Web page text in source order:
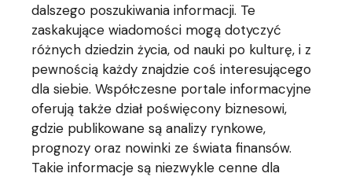
dalszego poszukiwania informacji. Te
zaskakujące wiadomości mogą dotyczyć
różnych dziedzin życia, od nauki po kulturę, i z
pewnością każdy znajdzie coś interesującego
dla siebie. Współczesne portale informacyjne
oferują także dział poświęcony biznesowi,
gdzie publikowane są analizy rynkowe,
prognozy oraz nowinki ze świata finansów.
Takie informacje są niezwykle cenne dla